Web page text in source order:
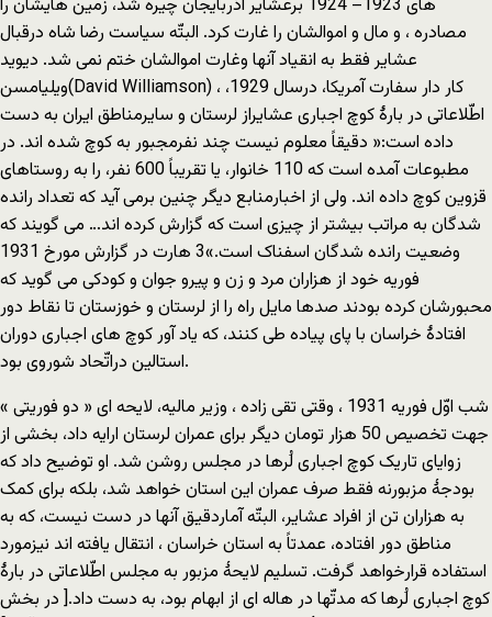
های 1923– 1924 برعشایر آذربایجان چیره شد، زمین هایشان را
مصادره ، و مال و اموالشان را غارت کرد. البتّه سیاست رضا شاه درقبال
عشایر فقط به انقیاد آنها وغارت اموالشان ختم نمی شد. دیوید
ویلیامسن(David Williamson) ، کار دار سفارت آمریکا، درسال 1929،
اطّلاعاتی در بارۀ کوچ اجباری عشایراز لرستان و سایرمناطق ایران به دست
داده است:« دقیقاً معلوم نیست چند نفرمجبور به کوچ شده اند. در
مطبوعات آمده است که 110 خانوار، یا تقریباً 600 نفر، را به روستاهای
قزوین کوچ داده اند. ولی از اخبارمنابع دیگر چنین برمی آید که تعداد رانده
شدگان به مراتب بیشتر از چیزی است که گزارش کرده اند… می گویند که
وضعیت رانده شدگان اسفناک است.»3 هارت در گزارش مورخ 1931
فوریه خود از هزاران مرد و زن و پیرو جوان و کودکی می گوید که
محبورشان کرده بودند صدها مایل راه را از لرستان و خوزستان تا نقاط دور
افتادۀ خراسان با پای پیاده طی کنند، که یاد آور کوچ های اجباری دوران
استالین دراتّحاد شوروی بود.
شب اوّل فوریه 1931 ، وقتی تقی زاده ، وزیر مالیه، لایحه ای « دو فوریتی »
جهت تخصیص 50 هزار تومان دیگر برای عمران لرستان ارایه داد، بخشی از
زوایای تاریک کوچ اجباری لُرها در مجلس روشن شد. او توضیح داد که
بودجۀ مزبورنه فقط صرف عمران این استان خواهد شد، بلکه برای کمک
به هزاران تن از افراد عشایر، البتّه آماردقیق آنها در دست نیست، که به
مناطق دور افتاده، عمدتاً به استان خراسان ، انتقال یافته اند نیزمورد
استفاده قرارخواهد گرفت. تسلیم لایحۀ مزبور به مجلس اطّلاعاتی در بارۀ
کوچ اجباری لُرها که مدتّها در هاله ای از ابهام بود، به دست داد.[ در بخش